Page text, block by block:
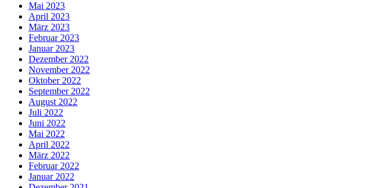
Mai 2023
April 2023
März 2023
Februar 2023
Januar 2023
Dezember 2022
November 2022
Oktober 2022
September 2022
August 2022
Juli 2022
Juni 2022
Mai 2022
April 2022
März 2022
Februar 2022
Januar 2022